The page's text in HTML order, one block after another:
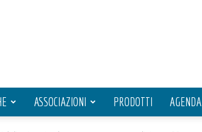
ASSOCIAZIONI PRODOTTI AGENDA